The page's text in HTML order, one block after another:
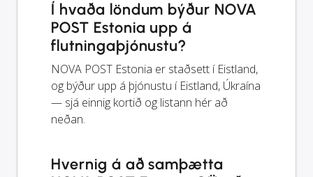
Í hvaða löndum býður NOVA
POST Estonia upp á
flutningaþjónustu?
NOVA POST Estonia er staðsett í Eistland,
og býður upp á þjónustu í Eistland, Úkraína
— sjá einnig kortið og listann hér að
neðan.
Hvernig á að samþætta